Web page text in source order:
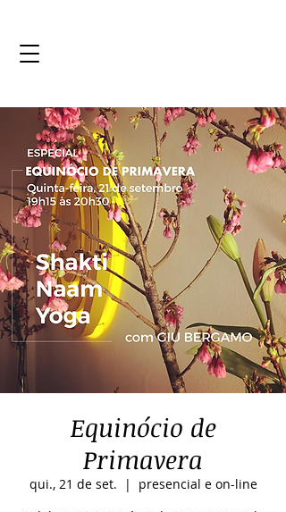
Equinócio de
Primavera
qui., 21 de set.
  |
presencial e on-line